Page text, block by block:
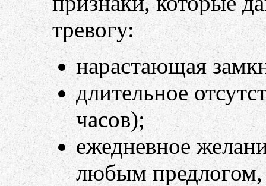
тревогу:
нарастающая
длительное
часов);
ежедневное
любым предлогом,